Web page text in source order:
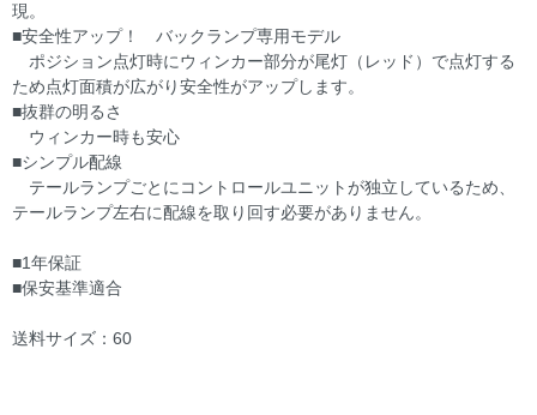
現。
■安全性アップ！ バックランプ専用モデル
ポジション点灯時にウィンカー部分が尾灯（レッド）で点灯する
ため点灯面積が広がり安全性がアップします。
■抜群の明るさ
ウィンカー時も安心
■シンプル配線
テールランプごとにコントロールユニットが独立しているため、
テールランプ左右に配線を取り回す必要がありません。
■1年保証
■保安基準適合
送料サイズ：60